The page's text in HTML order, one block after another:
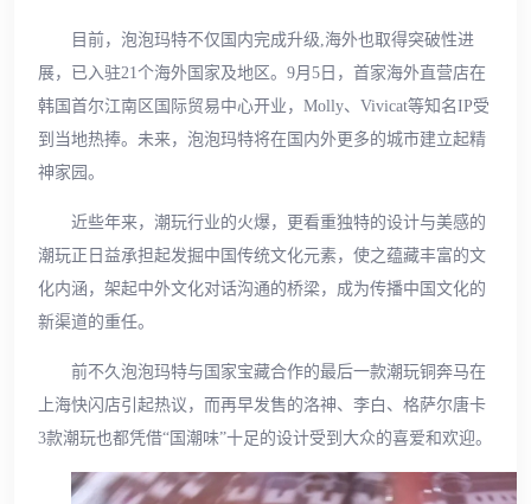
目前，泡泡玛特不仅国内完成升级,海外也取得突破性进
展，已入驻21个海外国家及地区。9月5日，首家海外直营店在
韩国首尔江南区国际贸易中心开业，Molly、Vivicat等知名IP受
到当地热捧。未来，泡泡玛特将在国内外更多的城市建立起精
神家园。
近些年来，潮玩行业的火爆，更看重独特的设计与美感的
潮玩正日益承担起发掘中国传统文化元素，使之蕴藏丰富的文
化内涵，架起中外文化对话沟通的桥梁，成为传播中国文化的
新渠道的重任。
前不久泡泡玛特与国家宝藏合作的最后一款潮玩铜奔马在
上海快闪店引起热议，而再早发售的洛神、李白、格萨尔唐卡
3款潮玩也都凭借“国潮味”十足的设计受到大众的喜爱和欢迎。